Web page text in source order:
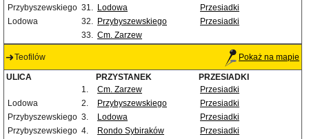
Przybyszewskiego 31. Lodowa
Przesiadki
Lodowa
32. Przybyszewskiego
Przesiadki
33. Cm. Zarzew
Teofilów Pokaż na mapie
ULICA PRZYSTANEK
PRZESIADKI
1.
Cm. Zarzew
Przesiadki
Lodowa
2. Przybyszewskiego
Przesiadki
Przybyszewskiego 3. Lodowa
Przesiadki
Przybyszewskiego 4. Rondo Sybiraków
Przesiadki